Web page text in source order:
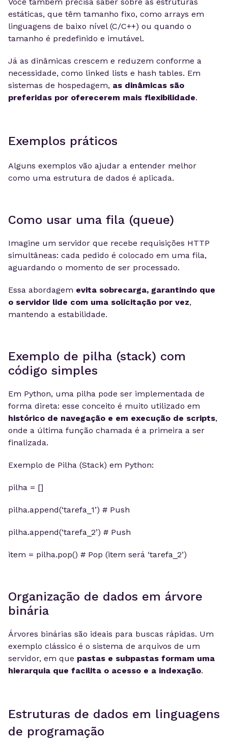
estáticas, que têm tamanho fixo, como arrays em
linguagens de baixo nível (C/C++) ou quando o
tamanho é predefinido e imutável.
Já as dinâmicas crescem e reduzem conforme a
necessidade, como linked lists e hash tables. Em
sistemas de hospedagem, as dinâmicas são
preferidas por oferecerem mais flexibilidade.
Exemplos práticos
Alguns exemplos vão ajudar a entender melhor
como uma estrutura de dados é aplicada.
Como usar uma fila (queue)
Imagine um servidor que recebe requisições HTTP
simultâneas: cada pedido é colocado em uma fila,
aguardando o momento de ser processado.
Essa abordagem evita sobrecarga, garantindo que
o servidor lide com uma solicitação por vez,
mantendo a estabilidade.
Exemplo de pilha (stack) com
código simples
Em Python, uma pilha pode ser implementada de
forma direta: esse conceito é muito utilizado em
histórico de navegação e em execução de scripts,
onde a última função chamada é a primeira a ser
finalizada.
Exemplo de Pilha (Stack) em Python:
pilha = []
pilha.append(‘tarefa_1’) # Push
pilha.append(‘tarefa_2’) # Push
item = pilha.pop() # Pop (item será ‘tarefa_2’)
Organização de dados em árvore
binária
Árvores binárias são ideais para buscas rápidas. Um
exemplo clássico é o sistema de arquivos de um
servidor, em que pastas e subpastas formam uma
hierarquia que facilita o acesso e a indexação.
Estruturas de dados em linguagens
de programação